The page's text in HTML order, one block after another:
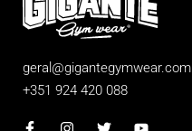
geral@gigantegymwear.com
+351 924 420 088